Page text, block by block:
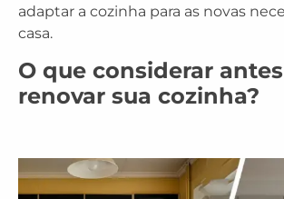
adaptar a cozinha para as novas
casa.
O que considerar
renovar sua cozinha?